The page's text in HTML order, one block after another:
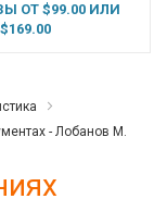
ОТ $99.00 ИЛИ
- Лобанов М.